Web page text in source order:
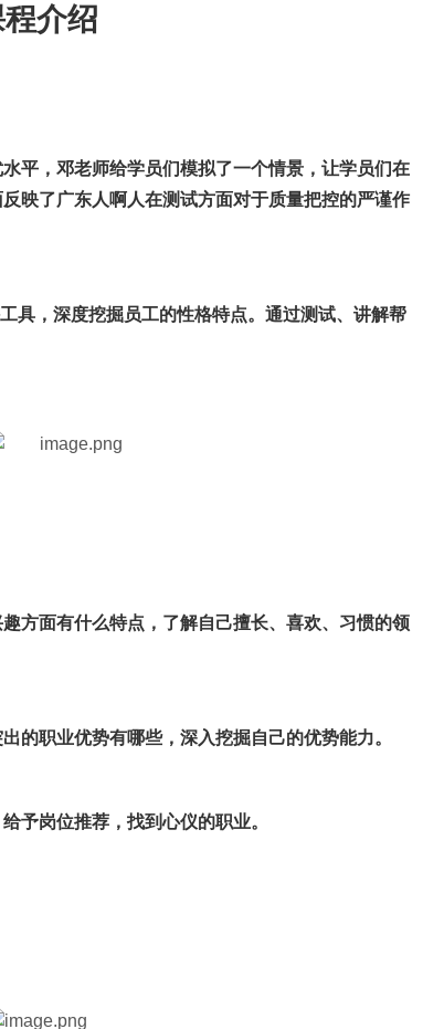
介绍
平，邓老师给学员们模拟了一个情景，让学员们在
映了广东人啊人在测试方面对于质量把控的严谨作
具，深度挖掘员工的性格特点。通过测试、讲解帮
方面有什么特点，了解自己擅长、喜欢、习惯的领
的职业优势有哪些，深入挖掘自己的优势能力。
予岗位推荐，找到心仪的职业。